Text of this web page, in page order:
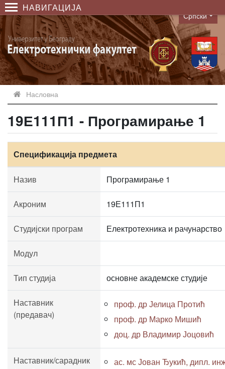
НАВИГАЦИЈА
Language
Српски
Насловна
19Е111П1 - Програмирање 1
Спецификација предмета
Назив Програмирање 1
Акроним 19Е111П1
Студијски програм Електротехника и рачунарство
Модул
Тип студија основне академске студије
Наставник
(предавач)
проф. др Јелица Протић
проф. др Марко Мишић
доц. др Владимир Јоцовић
Наставник/сарадник
ас. мс Јован Ђукић, дипл.